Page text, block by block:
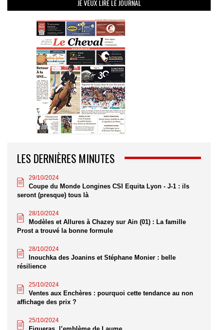
JE VEUX LIRE LE JOURNAL
LES DERNIÈRES MINUTES
29/10/2024
Coupe du Monde Longines CSI Equita Lyon - J-1 : ils
seront (presque) tous là
28/10/2024
Modèles et Allures à Chazey sur Ain (01) : La famille
Prost a trouvé la bonne formule
28/10/2024
Inouchka des Joanins et Stéphane Monier : belle
résilience
25/10/2024
Ventes aux Enchères : pourquoi cette tendance au non
affichage des prix ?
25/10/2024